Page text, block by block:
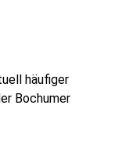
häufiger
Bochumer